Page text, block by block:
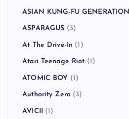
ASIAN KUNG-FU GENERATION
ASPARAGUS (3)
At The Drive-In (1)
Atari Teenage Riot (1)
ATOMIC BOY (1)
Authority Zero (3)
AVICII (1)